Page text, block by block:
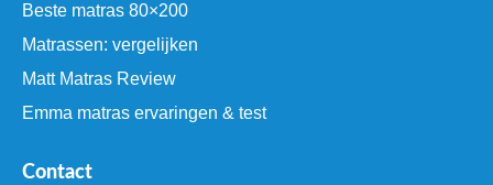
Beste matras 80×200
Matrassen: vergelijken
Matt Matras Review
Emma matras ervaringen & test
Contact